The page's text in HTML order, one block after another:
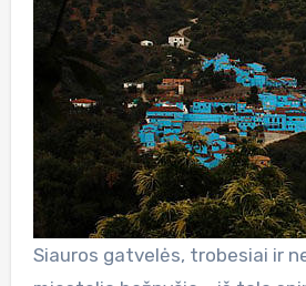
Siauros gatvelės, trobesiai ir